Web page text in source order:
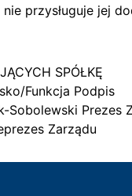
nie przysługuje jej
SPÓŁKĘ
Funkcja Podpis
Sobolewski Prezes
Zarządu